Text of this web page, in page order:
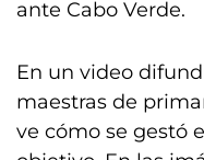
ante Cabo Verde.
En un video
maestras de
ve cómo se gestó